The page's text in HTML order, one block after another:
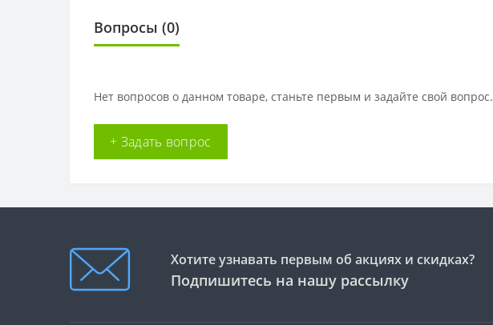
Вопросы (0)
Нет вопросов о данном товаре, станьте первым и задайте свой вопрос.
+ Задать вопрос
Хотите узнавать первым об акциях и скидках?
Подпишитесь на нашу рассылку